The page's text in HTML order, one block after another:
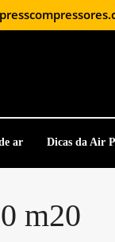
ar Dicas da Air
m20